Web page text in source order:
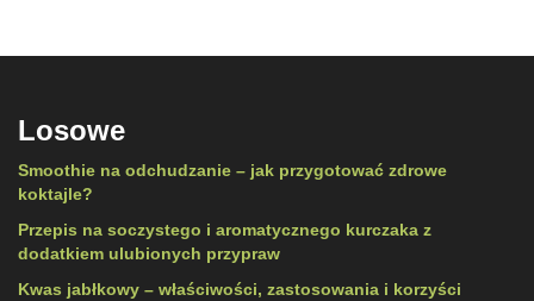
Losowe
Smoothie na odchudzanie – jak przygotować zdrowe
koktajle?
Przepis na soczystego i aromatycznego kurczaka z
dodatkiem ulubionych przypraw
Kwas jabłkowy – właściwości, zastosowania i korzyści